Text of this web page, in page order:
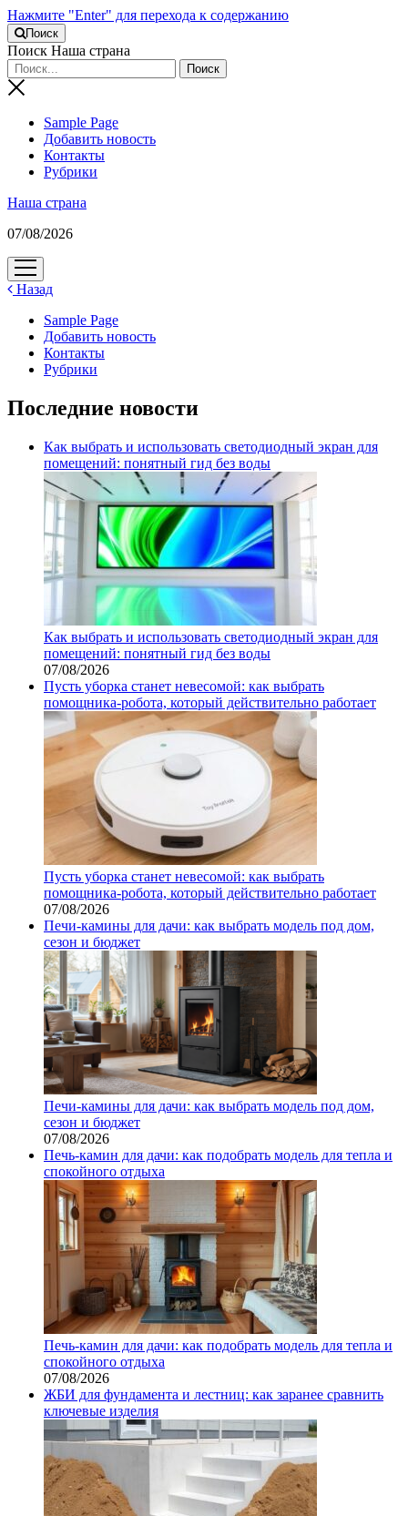
Нажмите "Enter" для перехода к содержанию
Поиск
Поиск Наша страна
Sample Page
Добавить новость
Контакты
Рубрики
Наша страна
07/08/2026
открыть
меню
Назад
Sample Page
Добавить новость
Контакты
Рубрики
Последние новости
Как выбрать и использовать светодиодный экран для
помещений: понятный гид без воды
Как выбрать и использовать светодиодный экран для
помещений: понятный гид без воды
07/08/2026
Пусть уборка станет невесомой: как выбрать
помощника‑робота, который действительно работает
Пусть уборка станет невесомой: как выбрать
помощника‑робота, который действительно работает
07/08/2026
Печи-камины для дачи: как выбрать модель под дом,
сезон и бюджет
Печи-камины для дачи: как выбрать модель под дом,
сезон и бюджет
07/08/2026
Печь-камин для дачи: как подобрать модель для тепла и
спокойного отдыха
Печь-камин для дачи: как подобрать модель для тепла и
спокойного отдыха
07/08/2026
ЖБИ для фундамента и лестниц: как заранее сравнить
ключевые изделия